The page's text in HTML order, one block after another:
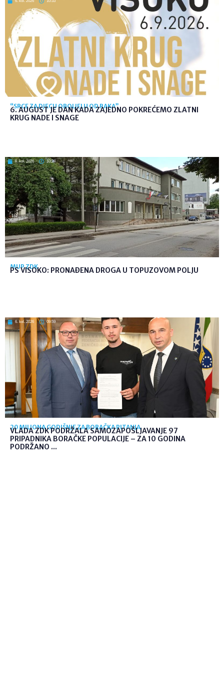
“SRCE ZA DJECU OBOLJELU OD RAKA”
6. AUGUST JE DAN KADA ZAJEDNO POKREĆEMO ZLATNI
KRUG NADE I SNAGE
6. kol. 2026 10:24
MUP ZDK
PS VISOKO: PRONAĐENA DROGA U TOPUZOVOM POLJU
6. kol. 2026 09:59
20 MILIONA GODIŠNJE ZA BORAČKA PITANJA
VLADA ZDK PODRŽALA SAMOZAPOŠLJAVANJE 97
PRIPADNIKA BORAČKE POPULACIJE – ZA 10 GODINA
PODRŽANO ...